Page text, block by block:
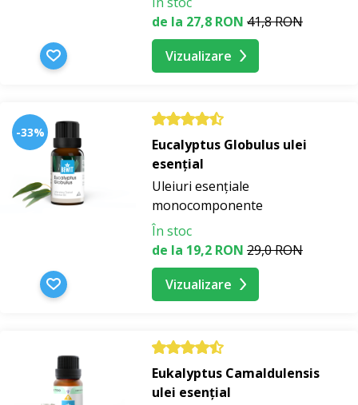
de la 27,8 RON 41,8 RON
Vizualizare
-33%
Eucalyptus Globulus ulei
esențial
Uleiuri esențiale
monocomponente
În stoc
de la 19,2 RON 29,0 RON
Vizualizare
Eukalyptus Camaldulensis
ulei esențial